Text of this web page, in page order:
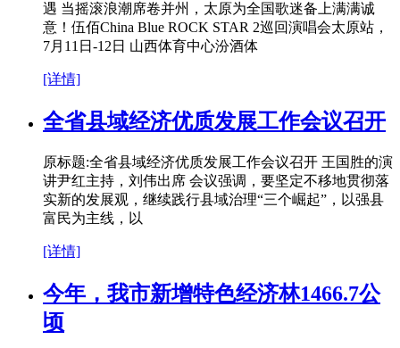
遇 当摇滚浪潮席卷并州，太原为全国歌迷备上满满诚
意！伍佰China Blue ROCK STAR 2巡回演唱会太原站，
7月11日-12日 山西体育中心汾酒体
[详情]
全省县域经济优质发展工作会议召开
原标题:全省县域经济优质发展工作会议召开 王国胜的演
讲尹红主持，刘伟出席 会议强调，要坚定不移地贯彻落
实新的发展观，继续践行县域治理“三个崛起”，以强县
富民为主线，以
[详情]
今年，我市新增特色经济林1466.7公
顷